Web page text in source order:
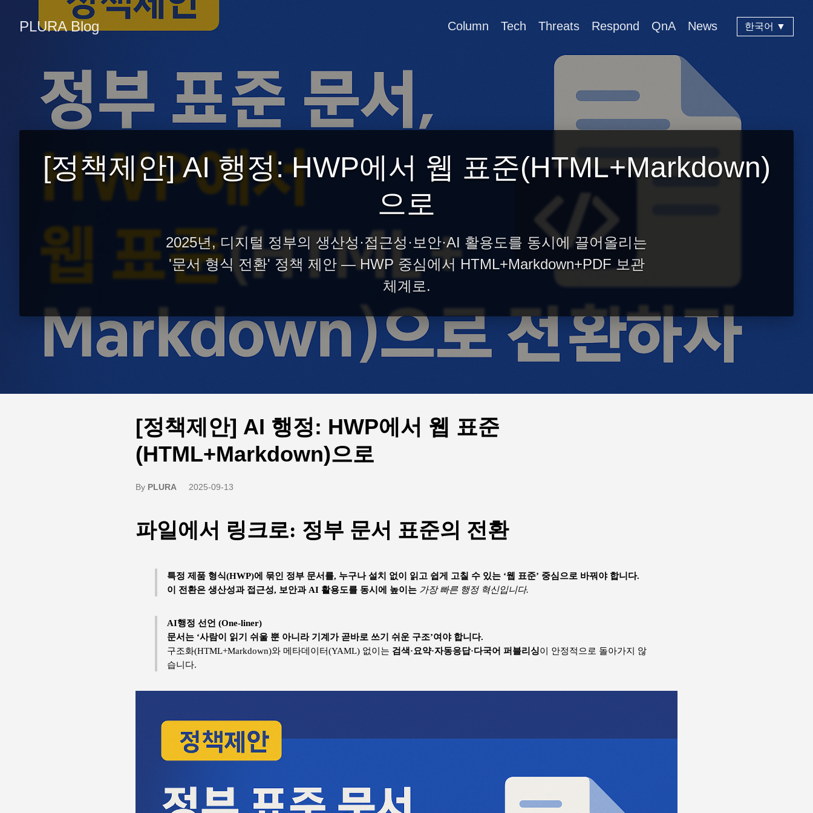
PLURA Blog Column Tech Threats Respond QnA News 한국어 ▼
[정책제안] AI 행정: HWP에서 웹 표준(HTML+Markdown)
으로
2025년, 디지털 정부의 생산성·접근성·보안·AI 활용도를 동시에 끌어올리는
'문서 형식 전환' 정책 제안 — HWP 중심에서 HTML+Markdown+PDF 보관
체계로.
[정책제안] AI 행정: HWP에서 웹 표준
(HTML+Markdown)으로
By PLURA 2025-09-13
파일에서 링크로: 정부 문서 표준의 전환
특정 제품 형식(HWP)에 묶인 정부 문서를, 누구나 설치 없이 읽고 쉽게 고칠 수 있는 ‘웹 표준’ 중심으로 바꿔야 합니다.
이 전환은 생산성과 접근성, 보안과 AI 활용도를 동시에 높이는 가장 빠른 행정 혁신입니다.
AI행정 선언 (One-liner)
문서는 ‘사람이 읽기 쉬울 뿐 아니라 기계가 곧바로 쓰기 쉬운 구조’여야 합니다.
구조화(HTML+Markdown)와 메타데이터(YAML) 없이는 검색·요약·자동응답·다국어 퍼블리싱이 안정적으로 돌아가지 않
습니다.